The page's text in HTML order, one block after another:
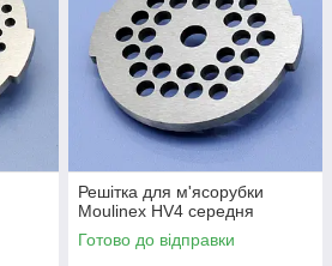
Решітка для м'ясорубки
Moulinex HV4 середня
Готово до відправки